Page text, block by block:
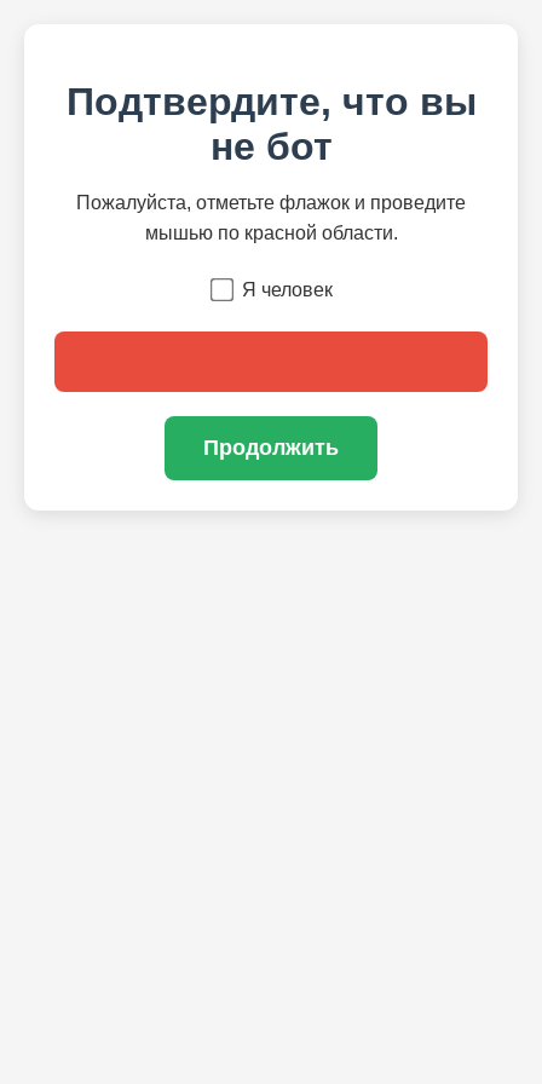
Подтвердите, что вы
не бот
Пожалуйста, отметьте флажок и проведите
мышью по красной области.
Я человек
Продолжить